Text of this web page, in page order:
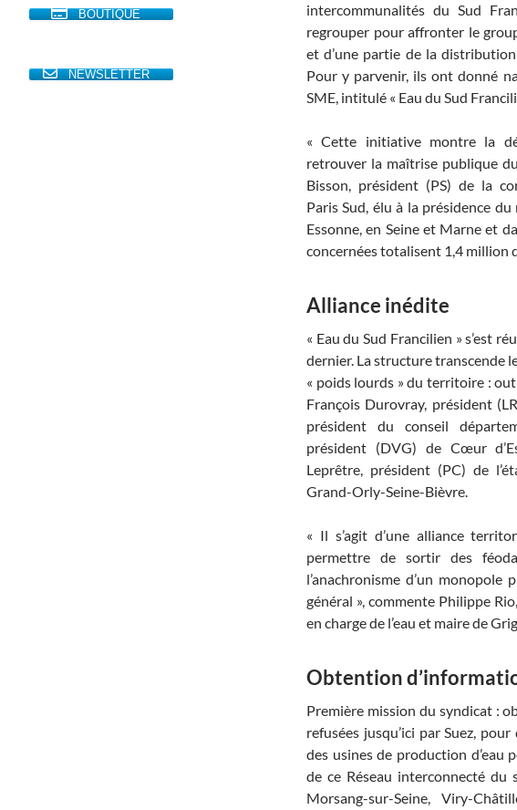
intercommunalités du Sud
regrouper pour affronter le
et d’une partie de la
Pour y parvenir, ils ont donné
SME, intitulé « Eau du Sud
« Cette initiative montre la
retrouver la maîtrise publique
Bisson, président (PS) de la
Paris Sud, élu à la présidence
Essonne, en Seine et Marne et
concernées totalisent 1,4 million
Alliance inédite
« Eau du Sud Francilien » s’est
dernier. La structure transcende
« poids lourds » du territoire :
François Durovray, président
président du conseil
président (DVG) de Cœur
Leprêtre, président (PC) de
Grand-Orly-Seine-Bièvre.
« Il s’agit d’une alliance
permettre de sortir des
l’anachronisme d’un
général », commente Philippe
en charge de l’eau et maire de
Obtention
Première mission du syndicat :
refusées jusqu’ici par Suez,
des usines de production d’eau
de ce Réseau interconnecté du
Morsang-sur-Seine, Viry-
BOUTIQUE
NEWSLETTER